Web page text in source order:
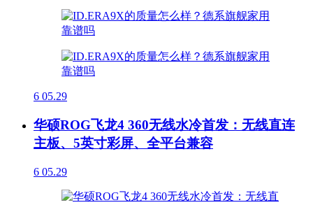
6 05.29
华硕ROG飞龙4 360无线水冷首发：无线直连
主板、5英寸彩屏、全平台兼容
6 05.29